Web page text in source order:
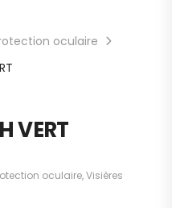
oculaire
VERT
oculaire,Visières